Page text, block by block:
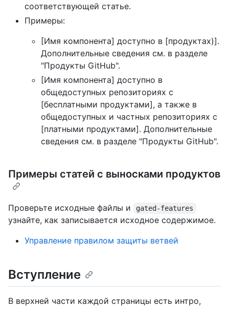
соответствующей статье.
Примеры:
[Имя компонента] доступно в [продуктах)].
Дополнительные сведения см. в разделе
"Продукты GitHub".
[Имя компонента] доступно в
общедоступных репозиториях с
[бесплатными продуктами], а также в
общедоступных и частных репозиториях с
[платными продуктами]. Дополнительные
сведения см. в разделе "Продукты GitHub".
Примеры статей с выносками продуктов
Проверьте исходные файлы и gated-features
узнайте, как записывается исходное содержимое.
Управление правилом защиты ветвей
Вступление
В верхней части каждой страницы есть интро,